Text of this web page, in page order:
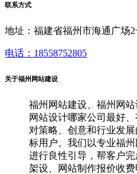
联系方式
地址：福建省福州市海通广场2
电话：18558752805
关于福州网站建设
福州网站建设、福州网
网站设计哪家公司最好
对策略、创意和行业发
标用户。我们以专业福
进行良性引导，帮客户
架设、网站制作报价收